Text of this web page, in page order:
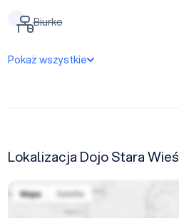
Biurko
Pokaż wszystkie
Lokalizacja Dojo Stara Wieś